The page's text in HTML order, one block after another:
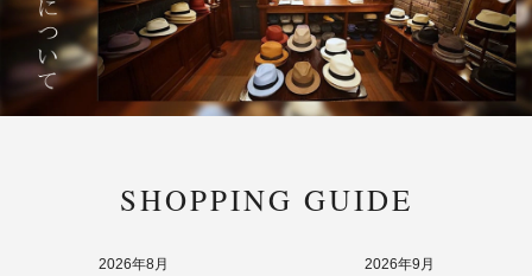
SHOPPING GUIDE
2026年8月
2026年9月